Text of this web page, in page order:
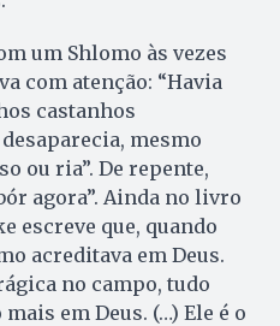
um Shlomo às vezes
com atenção: “Havia
castanhos
mesmo
ou ria”. De repente,
agora”. Ainda no livro
escreve que, quando
acreditava em Deus.
no campo, tudo
em Deus. (…) Ele é o